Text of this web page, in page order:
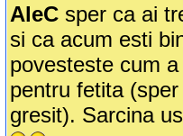
AleC sper ca ai
si ca acum esti
povesteste cum
pentru fetita
gresit). Sarcina